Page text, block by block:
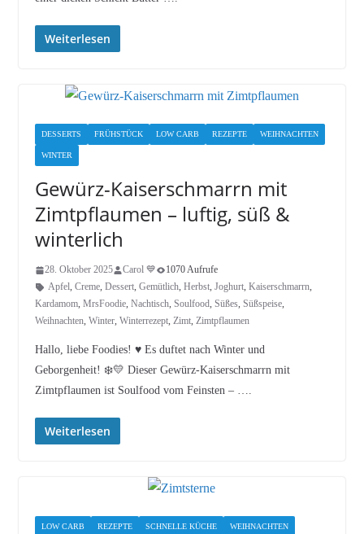
Weiterlesen
DESSERTS FRÜHSTÜCK LOW CARB REZEPTE WEIHNACHTEN
WINTER
Gewürz-Kaiserschmarrn mit
Zimtpflaumen – luftig, süß &
winterlich
28. Oktober 2025 Carol 💙
1070 Aufrufe
Apfel, Creme, Dessert, Gemütlich, Herbst, Joghurt, Kaiserschmarrn,
Kardamom, MrsFoodie, Nachtisch, Soulfood, Süßes, Süßspeise,
Weihnachten, Winter, Winterrezept, Zimt, Zimtpflaumen
Hallo, liebe Foodies! ♥︎ Es duftet nach Winter und
Geborgenheit! ❄️💛 Dieser Gewürz-Kaiserschmarrn mit
Zimtpflaumen ist Soulfood vom Feinsten – ….
Weiterlesen
LOW CARB REZEPTE SCHNELLE KÜCHE WEIHNACHTEN